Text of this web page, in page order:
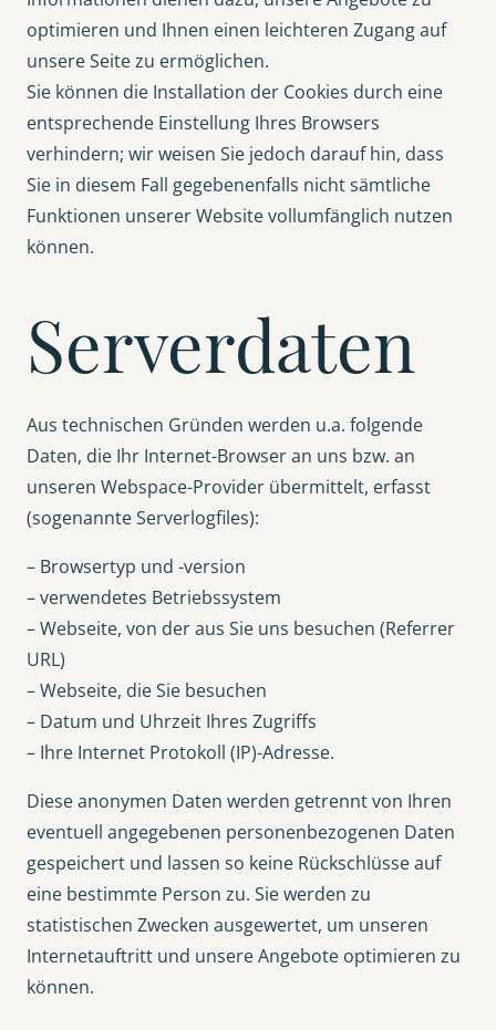
optimieren und Ihnen einen leichteren Zugang auf
unsere Seite zu ermöglichen.
Sie können die Installation der Cookies durch eine
entsprechende Einstellung Ihres Browsers
verhindern; wir weisen Sie jedoch darauf hin, dass
Sie in diesem Fall gegebenenfalls nicht sämtliche
Funktionen unserer Website vollumfänglich nutzen
können.
Serverdaten
Aus technischen Gründen werden u.a. folgende
Daten, die Ihr Internet-Browser an uns bzw. an
unseren Webspace-Provider übermittelt, erfasst
(sogenannte Serverlogfiles):
– Browsertyp und -version
– verwendetes Betriebssystem
– Webseite, von der aus Sie uns besuchen (Referrer
URL)
– Webseite, die Sie besuchen
– Datum und Uhrzeit Ihres Zugriffs
– Ihre Internet Protokoll (IP)-Adresse.
Diese anonymen Daten werden getrennt von Ihren
eventuell angegebenen personenbezogenen Daten
gespeichert und lassen so keine Rückschlüsse auf
eine bestimmte Person zu. Sie werden zu
statistischen Zwecken ausgewertet, um unseren
Internetauftritt und unsere Angebote optimieren zu
können.